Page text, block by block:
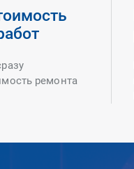
ремонта